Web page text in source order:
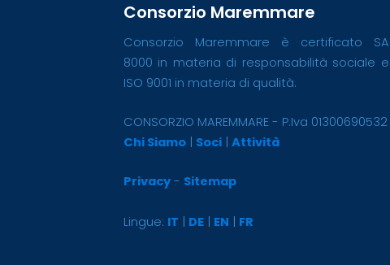
Consorzio Maremmare
Consorzio Maremmare è certificato SA
8000 in materia di responsabilità sociale e
ISO 9001 in materia di qualità.
CONSORZIO MAREMMARE - P.Iva 01300690532
Chi Siamo
Soci Attività
Privacy - Sitemap
Lingue: IT DE EN FR